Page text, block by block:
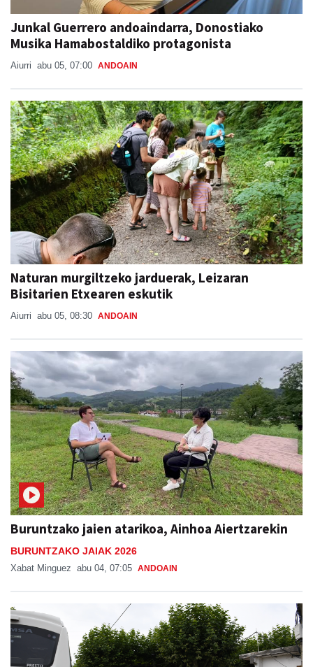
Junkal Guerrero andoaindarra, Donostiako
Musika Hamabostaldiko protagonista
Aiurri abu 05, 07:00 ANDOAIN
Naturan murgiltzeko jarduerak, Leizaran
Bisitarien Etxearen eskutik
Aiurri abu 05, 08:30 ANDOAIN
Buruntzako jaien atarikoa, Ainhoa Aiertzarekin
BURUNTZAKO JAIAK 2026
Xabat Minguez abu 04, 07:05 ANDOAIN